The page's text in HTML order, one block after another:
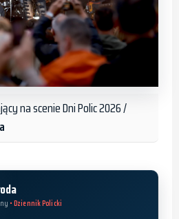
na scenie Dni Polic 2026 /
• Dziennik Policki